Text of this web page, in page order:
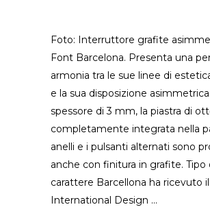
Foto: Interruttore grafite
Font Barcelona. Presenta una
armonia tra le sue linee di
e la sua disposizione
spessore di 3 mm, la piastra di
completamente integrata nella
anelli e i pulsanti alternati sono
anche con finitura in grafite. Tipo
carattere Barcellona ha ricevuto
International Design